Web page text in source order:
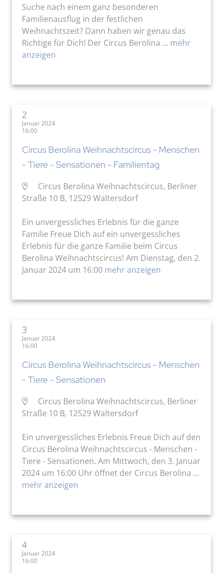
Suche nach einem ganz besonderen
Familienausflug in der festlichen
Weihnachtszeit? Dann haben wir genau das
Richtige für Dich! Der Circus Berolina ... mehr
anzeigen
2
Januar 2024
16:00
Circus Berolina Weihnachtscircus - Menschen
- Tiere - Sensationen - Familientag
Circus Berolina Weihnachtscircus, Berliner
Straße 10 B, 12529 Waltersdorf
Ein unvergessliches Erlebnis für die ganze
Familie Freue Dich auf ein unvergessliches
Erlebnis für die ganze Familie beim Circus
Berolina Weihnachtscircus! Am Dienstag, den 2.
Januar 2024 um 16:00 mehr anzeigen
3
Januar 2024
16:00
Circus Berolina Weihnachtscircus - Menschen
- Tiere - Sensationen
Circus Berolina Weihnachtscircus, Berliner
Straße 10 B, 12529 Waltersdorf
Ein unvergessliches Erlebnis Freue Dich auf den
Circus Berolina Weihnachtscircus - Menschen -
Tiere - Sensationen. Am Mittwoch, den 3. Januar
2024 um 16:00 Uhr öffnet der Circus Berolina ...
mehr anzeigen
4
Januar 2024
16:00